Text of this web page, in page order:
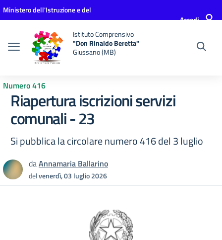
Vai ai contenuti
Vai al menu di navigazione
Vai al footer
Ministero dell'Istruzione e del
Accedi
Istituto Comprensivo
"Don Rinaldo Beretta"
Giussano (MB)
Numero 416
Riapertura iscrizioni servizi
comunali - 23
Si pubblica la circolare numero 416 del 3 luglio
daAnnamaria Ballarino
delvenerdì, 03 luglio 2026